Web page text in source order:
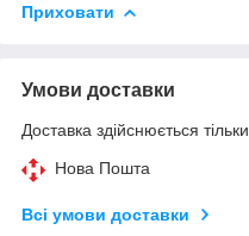
Приховати
Умови доставки
Доставка здійснюється
Нова Пошта
Всі умови доставки